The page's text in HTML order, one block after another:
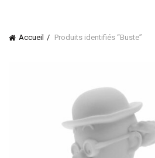
Accueil Produits identifiés “Buste”